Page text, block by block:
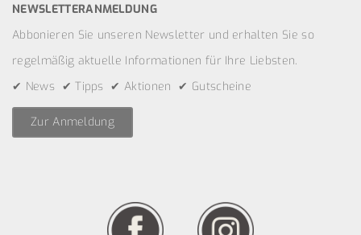
NEWSLETTERANMELDUNG
Abbonieren Sie unseren Newsletter und erhalten Sie so
regelmäßig aktuelle Informationen für Ihre Liebsten.
✔ News ✔ Tipps ✔ Aktionen ✔ Gutscheine
Zur Anmeldung